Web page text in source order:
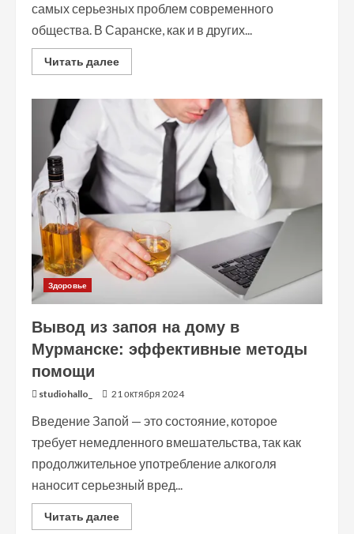
самых серьезных проблем современного
общества. В Саранске, как и в других...
Читать далееRead
more
алкоголизма
Саранске:
эффективные
методы
борьбы
с
зависимостью
Здоровье
Вывод из запоя на дому в
Мурманске: эффективные методы
помощи
studiohallo_ 21 октября 2024
Введение Запой — это состояние, которое
требует немедленного вмешательства, так как
продолжительное употребление алкоголя
наносит серьезный вред...
Читать далееRead
more